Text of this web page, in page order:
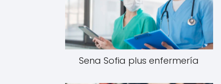
Sena Sofia plus enfermería